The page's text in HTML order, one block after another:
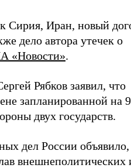
Сирия, Иран, новый
дело автора утечек о
«Новости».
Рябков заявил, что
запланированной на 9
двух государств.
дел России объявило,